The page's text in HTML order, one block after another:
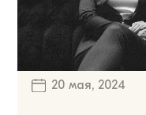
20 мая, 2024